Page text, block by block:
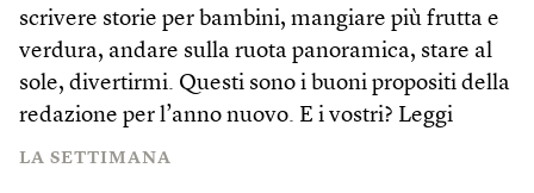
scrivere storie per bambini, mangiare più frutta e
verdura, andare sulla ruota panoramica, stare al
sole, divertirmi. Questi sono i buoni propositi della
redazione per l’anno nuovo. E i vostri? Leggi
LA SETTIMANA